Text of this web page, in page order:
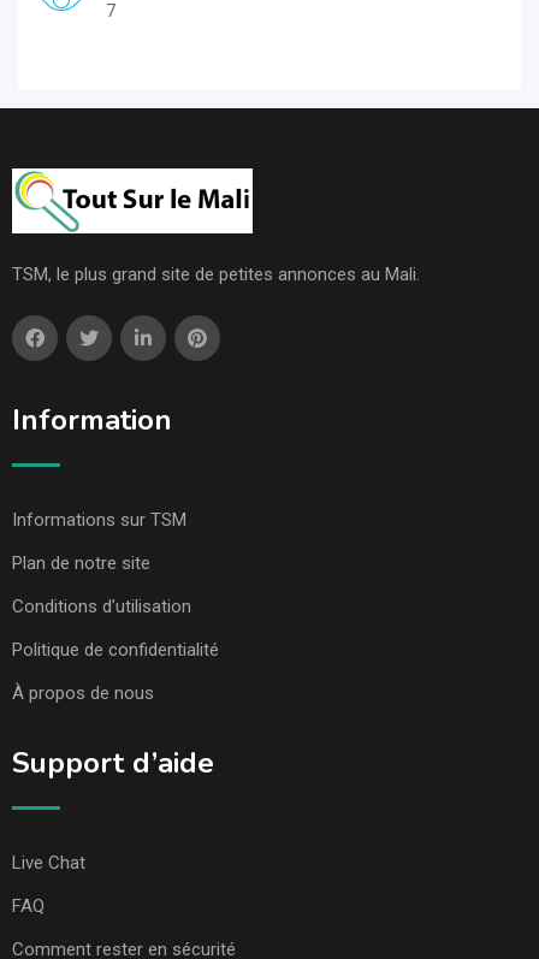
7
TSM, le plus grand site de petites annonces au Mali.
Information
Informations sur TSM
Plan de notre site
Conditions d’utilisation
Politique de confidentialité
À propos de nous
Support d’aide
Live Chat
FAQ
Comment rester en sécurité